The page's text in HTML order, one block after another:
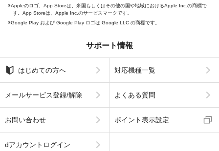
Appleのロゴ、App Storeは、米国もしくはその他の国や地域におけるApple Inc.の商標で
す。App Storeは、Apple Inc.のサービスマークです。
Google Play および Google Play ロゴは Google LLC の商標です。
サポート情報
はじめての方へ 対応機種一覧
メールサービス登録/解除 よくある質問
お問い合わせ ポイント表示設定
dアカウントログイン